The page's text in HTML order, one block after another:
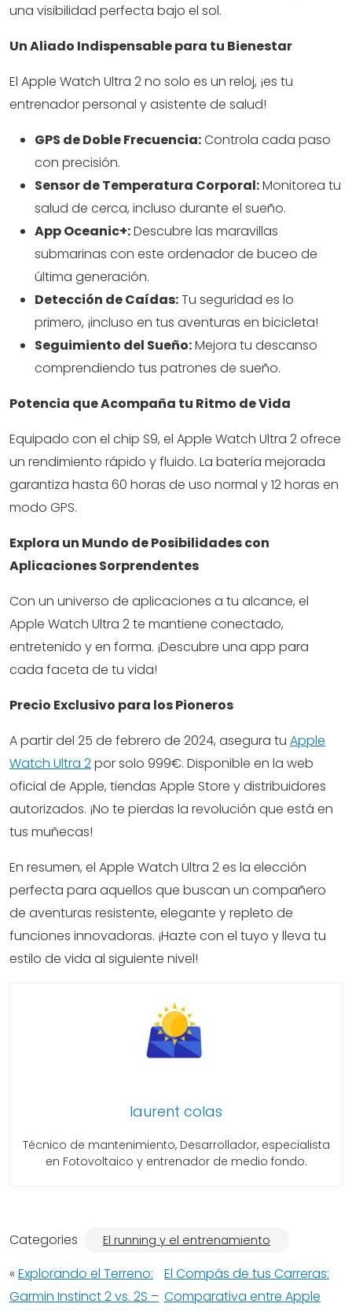
una visibilidad perfecta bajo el sol.
Un Aliado Indispensable para tu Bienestar
El Apple Watch Ultra 2 no solo es un reloj, ¡es tu
entrenador personal y asistente de salud!
GPS de Doble Frecuencia:Controla cada paso
con precisión.
Sensor de Temperatura Corporal:Monitorea tu
salud de cerca, incluso durante el sueño.
App Oceanic+:Descubre las maravillas
submarinas con este ordenador de buceo de
última generación.
Detección de Caídas:Tu seguridad es lo
primero, ¡incluso en tus aventuras en bicicleta!
Seguimiento del Sueño:Mejora tu descanso
comprendiendo tus patrones de sueño.
Potencia que Acompaña tu Ritmo de Vida
Equipado con el chip S9, el Apple Watch Ultra 2 ofrece
un rendimiento rápido y fluido. La batería mejorada
garantiza hasta 60 horas de uso normal y 12 horas en
modo GPS.
Explora un Mundo de Posibilidades con
Aplicaciones Sorprendentes
Con un universo de aplicaciones a tu alcance, el
Apple Watch Ultra 2 te mantiene conectado,
entretenido y en forma. ¡Descubre una app para
cada faceta de tu vida!
Precio Exclusivo para los Pioneros
A partir del 25 de febrero de 2024, asegura tu Apple
Watch Ultra 2por solo 999€. Disponible en la web
oficial de Apple, tiendas Apple Store y distribuidores
autorizados. ¡No te pierdas la revolución que está en
tus muñecas!
En resumen, el Apple Watch Ultra 2 es la elección
perfecta para aquellos que buscan un compañero
de aventuras resistente, elegante y repleto de
funciones innovadoras. ¡Hazte con el tuyo y lleva tu
estilo de vida al siguiente nivel!
laurent colas
Técnico de mantenimiento, Desarrollador, especialista
en Fotovoltaico y entrenador de medio fondo.
Categories El running y el entrenamiento
« Explorando el Terreno:
Garmin Instinct 2 vs. 2S –
El Compás de tus Carreras:
Comparativa entre Apple